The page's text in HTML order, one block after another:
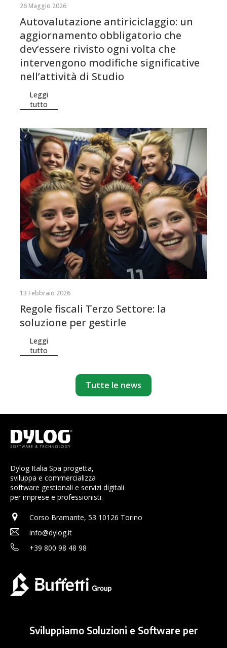
26 Maggio 2026
Autovalutazione antiriciclaggio: un
aggiornamento obbligatorio che
dev’essere rivisto ogni volta che
intervengono modifiche significative
nell’attività di Studio
Leggi
tutto
13 Febbraio 2026
Regole fiscali Terzo Settore: la
soluzione per gestirle
Leggi
tutto
Tutte le news
Dylog Italia Spa progetta,
sviluppa e commercializza
software gestionali e servizi digitali
per imprese e professionisti.
Corso Bramante, 53 10126 Torino
info@dylog.it
+39 800 98 48 98
Sviluppiamo Soluzioni e Software per